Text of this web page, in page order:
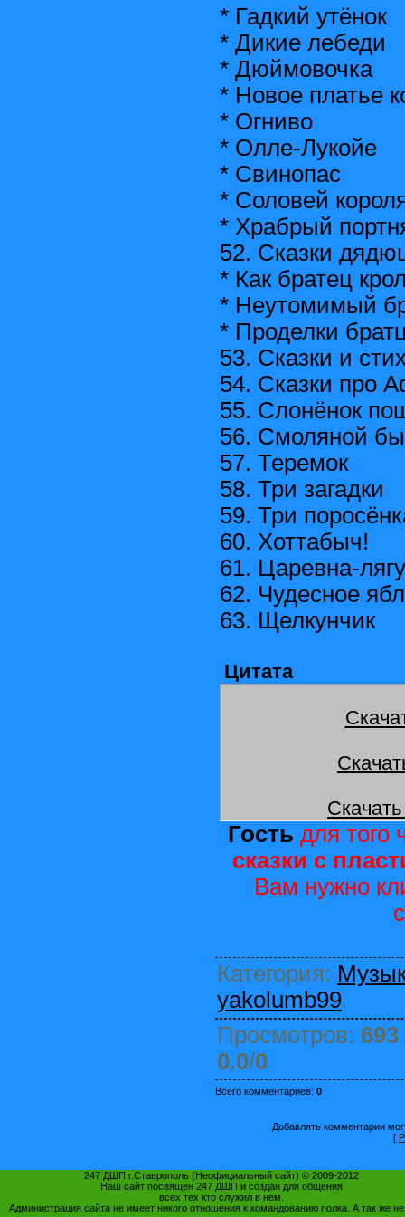
* Гадкий утёнок
* Дикие лебеди
* Дюймовочка
* Новое платье
* Огниво
* Олле-Лукойе
* Свинопас
* Соловей
* Храбрый
52. Сказки
* Как братец
* Неутомимый
* Проделки
53. Сказки и
54. Сказки про
55. Слонёнок
56. Смоляной
57. Теремок
58. Три загадки
59. Три
60. Хоттабыч!
61. Царевна-
62. Чудесное
63. Щелкунчик
Цитата
Гость для того
сказки с
Вам нужно
Категория:
yakolumb99
Просмотров: 693
0.0/0
Всего комментариев: 0
Добавлять комментарии
[
247 ДШП г.Ставрополь (Неофициальный сайт) © 2009-2012
Наш сайт посвящен 247 ДШП и создан для общения
всех тех кто служил в нем.
Администрация сайта не имеет никого отношения к командованию полка. А так же